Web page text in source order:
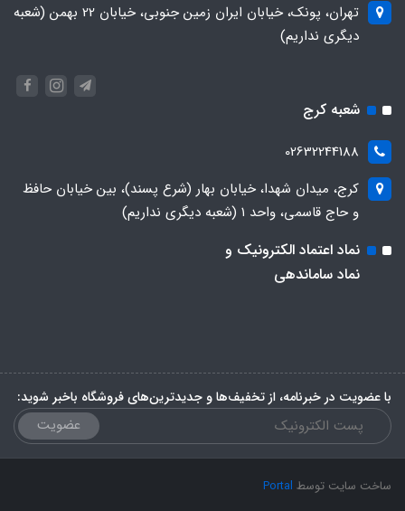
تهران، پونک، خیابان ایران زمین جنوبی، خیابان 22 بهمن (شعبه
دیگری نداریم)
شعبه کرج
02632244188
کرج، میدان شهدا، خیابان بهار (شرع پسند)، بین خیابان حافظ
و حاج قاسمی، واحد ۱ (شعبه دیگری نداریم)
نماد اعتماد الکترونیک و
نماد ساماندهی
با عضویت در خبرنامه، از تخفیف‌ها و جدیدترین‌های فروشگاه باخبر شوید:
عضویت
ساخت سایت توسط Portal